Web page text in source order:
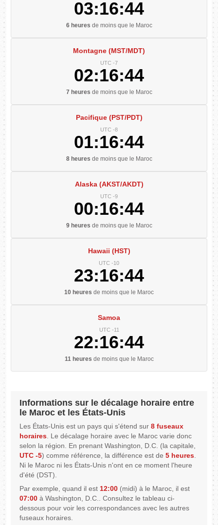
03:16:45
6 heures de moins que le Maroc
Montagne (MST/MDT)
UTC -7
02:16:45
7 heures de moins que le Maroc
Pacifique (PST/PDT)
UTC -8
01:16:45
8 heures de moins que le Maroc
Alaska (AKST/AKDT)
UTC -9
00:16:45
9 heures de moins que le Maroc
Hawaii (HST)
UTC -10
23:16:45
10 heures de moins que le Maroc
Samoa
UTC -11
22:16:45
11 heures de moins que le Maroc
Informations sur le décalage horaire entre
le Maroc et les États-Unis
Les États-Unis est un pays qui s'étend sur8 fuseaux
horaires. Le décalage horaire avec le Maroc varie donc
selon la région. En prenant Washington, D.C. (la capitale,
UTC -5) comme référence, la différence est de5 heures.
Ni le Maroc ni les États-Unis n'ont en ce moment l'heure
d'été (DST).
Par exemple, quand il est12:00 (midi) à le Maroc, il est
07:00 à Washington, D.C.. Consultez le tableau ci-
dessous pour voir les correspondances avec les autres
fuseaux horaires.